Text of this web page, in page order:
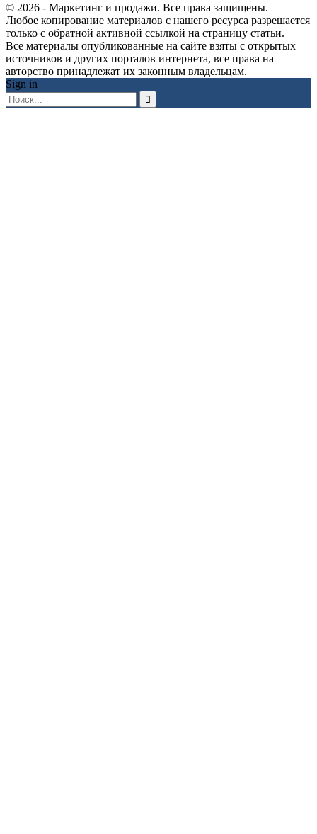
© 2026 - Маркетинг и продажи. Все права защищены.
Любое копирование материалов с нашего ресурса разрешается
только с обратной активной ссылкой на страницу статьи.
Все материалы опубликованные на сайте взяты с открытых
источников и других порталов интернета, все права на
авторство принадлежат их законным владельцам.
Sign in